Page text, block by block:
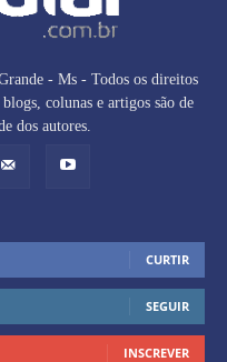
- Ms - Todos os direitos
colunas e artigos são de
dos autores.
CURTIR
SEGUIR
INSCREVER